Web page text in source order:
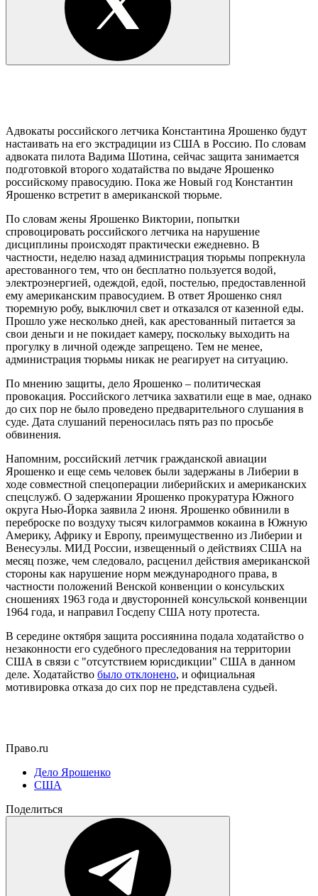
Адвокаты российского летчика Константина Ярошенко будут
настаивать на его экстрадиции из США в Россию. По словам
адвоката пилота Вадима Шотина, сейчас защита занимается
подготовкой второго ходатайства по выдаче Ярошенко
российскому правосудию. Пока же Новый год Константин
Ярошенко встретит в американской тюрьме.
По словам жены Ярошенко Виктории, попытки
спровоцировать российского летчика на нарушение
дисциплины происходят практически ежедневно. В
частности, неделю назад администрация тюрьмы попрекнула
арестованного тем, что он бесплатно пользуется водой,
электроэнергией, одеждой, едой, постелью, предоставленной
ему американским правосудием. В ответ Ярошенко снял
тюремную робу, выключил свет и отказался от казенной еды.
Прошло уже несколько дней, как арестованный питается за
свои деньги и не покидает камеру, поскольку выходить на
прогулку в личной одежде запрещено. Тем не менее,
администрация тюрьмы никак не реагирует на ситуацию.
По мнению защиты, дело Ярошенко – политическая
провокация. Российского летчика захватили еще в мае, однако
до сих пор не было проведено предварительного слушания в
суде. Дата слушаний переносилась пять раз по просьбе
обвинения.
Напомним, российский летчик гражданской авиации
Ярошенко и еще семь человек были задержаны в Либерии в
ходе совместной спецоперации либерийских и американских
спецслужб. О задержании Ярошенко прокуратура Южного
округа Нью-Йорка заявила 2 июня. Ярошенко обвинили в
переброске по воздуху тысяч килограммов кокаина в Южную
Америку, Африку и Европу, преимущественно из Либерии и
Венесуэлы. МИД России, извещенный о действиях США на
месяц позже, чем следовало, расценил действия американской
стороны как нарушение норм международного права, в
частности положений Венской конвенции о консульских
сношениях 1963 года и двусторонней консульской конвенции
1964 года, и направил Госдепу США ноту протеста.
В середине октября защита россиянина подала ходатайство о
незаконности его судебного преследования на территории
США в связи с "отсутствием юрисдикции" США в данном
деле. Ходатайство было отклонено, и официальная
мотивировка отказа до сих пор не представлена судьей.
Право.ru
Дело Ярошенко
США
Поделиться